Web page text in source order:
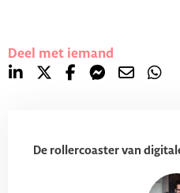
Deel met iemand
De rollercoaster van